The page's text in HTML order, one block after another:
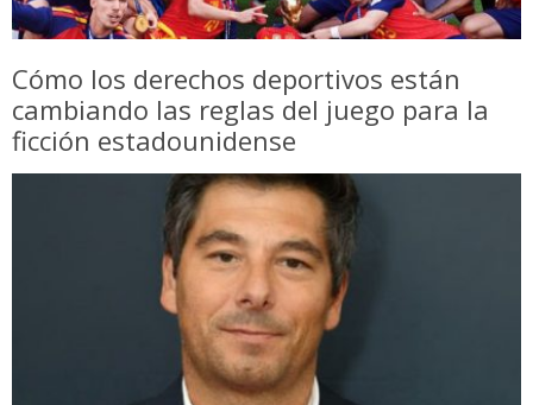
Cómo los derechos deportivos están
cambiando las reglas del juego para la
ficción estadounidense